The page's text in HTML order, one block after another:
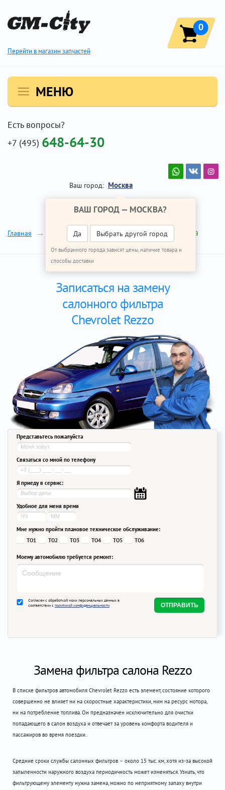
Перейти в магазин запчастей
0
МЕНЮ
Есть вопросы?
+7 (495) 648-64-30
Ваш город: Москва
ВАШ ГОРОД — МОСКВА?
Да Выбрать другой город
От выбранного города зависят цены, наличие товара и
способы доставки
Главная Ремонт Шевроле Реззо Фильтр салона
Записаться на замену
салонного фильтра
Chevrolet Rezzo
Представьтесь пожалуйста
Связаться со мной по телефону
Я приеду в сервис:
Удобное для меня время
Мне нужно пройти плановое техническое обслуживание:
ТО1
ТО2 ТО3 ТО4 ТО5 ТО6
Моему автомобилю требуется ремонт:
Согласен с обработкой моих персональных данных в
соответствии с политикой конфиденциальности
Замена фильтра салона Rezzo
В списке фильтров автомобиля Chevrolet Rezzo есть элемент, состояние которого
совершенно не влияет ни на скоростные характеристики, ним на ресурс мотора,
ни на потребление топлива. Он предназначен исключительно для очистки
попадающего в салон воздуха и отвечает за уровень комфорта водителя и
пассажиров во время поездки.
Средние сроки службы салонных фильтров – около 15 тыс. км, хотя из-за высокой
запыленности наружного воздуха периодичность может изменяться. Узнать, что
фильтрующему элементу нужна замена, можно по неприятному запаху внутри